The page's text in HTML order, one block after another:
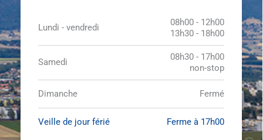
Lundi - vendredi
08h00 - 12h00
13h30 - 18h00
Samedi
08h30 - 17h00
non-stop
Dimanche Fermé
Veille de jour férié Ferme à 17h00